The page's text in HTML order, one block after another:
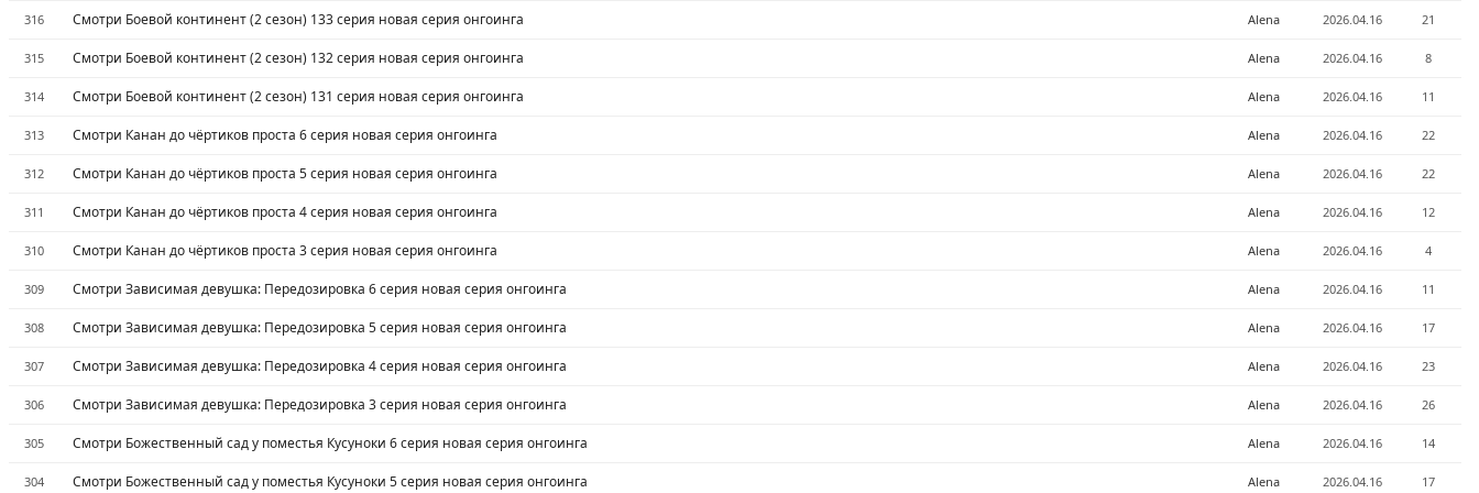
316 Смотри Боевой континент (2 сезон) 133 серия новая серия онгоинга Alena 2026.04.16 21
315 Смотри Боевой континент (2 сезон) 132 серия новая серия онгоинга Alena 2026.04.16 8
314 Смотри Боевой континент (2 сезон) 131 серия новая серия онгоинга Alena 2026.04.16 11
313 Смотри Канан до чёртиков проста 6 серия новая серия онгоинга Alena 2026.04.16 22
312 Смотри Канан до чёртиков проста 5 серия новая серия онгоинга Alena 2026.04.16 22
311 Смотри Канан до чёртиков проста 4 серия новая серия онгоинга Alena 2026.04.16 12
310 Смотри Канан до чёртиков проста 3 серия новая серия онгоинга Alena 2026.04.16 4
309 Смотри Зависимая девушка: Передозировка 6 серия новая серия онгоинга Alena 2026.04.16 11
308 Смотри Зависимая девушка: Передозировка 5 серия новая серия онгоинга Alena 2026.04.16 17
307 Смотри Зависимая девушка: Передозировка 4 серия новая серия онгоинга Alena 2026.04.16 23
306 Смотри Зависимая девушка: Передозировка 3 серия новая серия онгоинга Alena 2026.04.16 26
305 Смотри Божественный сад у поместья Кусуноки 6 серия новая серия онгоинга Alena 2026.04.16 14
304 Смотри Божественный сад у поместья Кусуноки 5 серия новая серия онгоинга Alena 2026.04.16 17